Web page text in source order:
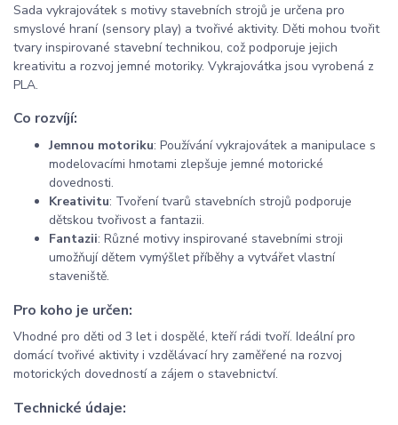
Sada vykrajovátek s motivy stavebních strojů je určena pro
smyslové hraní (sensory play) a tvořivé aktivity. Děti mohou tvořit
tvary inspirované stavební technikou, což podporuje jejich
kreativitu a rozvoj jemné motoriky. Vykrajovátka jsou vyrobená z
PLA.
Co rozvíjí:
Jemnou motoriku: Používání vykrajovátek a manipulace s
modelovacími hmotami zlepšuje jemné motorické
dovednosti.
Kreativitu: Tvoření tvarů stavebních strojů podporuje
dětskou tvořivost a fantazii.
Fantazii: Různé motivy inspirované stavebními stroji
umožňují dětem vymýšlet příběhy a vytvářet vlastní
staveniště.
Pro koho je určen:
Vhodné pro děti od 3 let i dospělé, kteří rádi tvoří. Ideální pro
domácí tvořivé aktivity i vzdělávací hry zaměřené na rozvoj
motorických dovedností a zájem o stavebnictví.
Technické údaje: